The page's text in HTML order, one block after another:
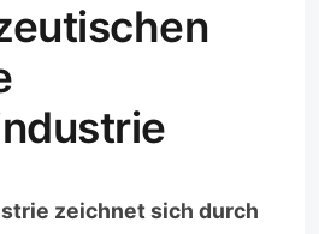
zeichnet sich durch